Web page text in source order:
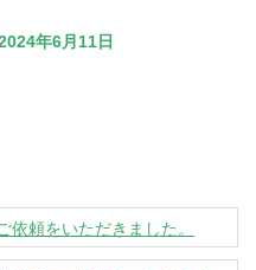
年6月11日
依頼をいただきました。